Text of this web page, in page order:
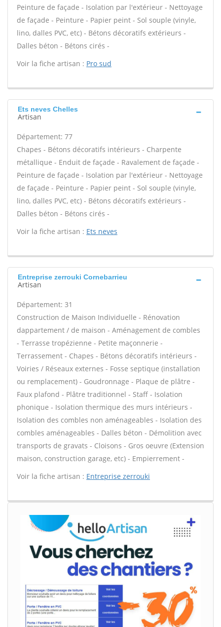
Peinture de façade - Isolation par l'extérieur - Nettoyage
de façade - Peinture - Papier peint - Sol souple (vinyle,
lino, dalles PVC, etc) - Bétons décoratifs extérieurs -
Dalles béton - Bétons cirés -
Voir la fiche artisan : Pro sud
Ets neves Chelles
Artisan
Département: 77
Chapes - Bétons décoratifs intérieurs - Charpente
métallique - Enduit de façade - Ravalement de façade -
Peinture de façade - Isolation par l'extérieur - Nettoyage
de façade - Peinture - Papier peint - Sol souple (vinyle,
lino, dalles PVC, etc) - Bétons décoratifs extérieurs -
Dalles béton - Bétons cirés -
Voir la fiche artisan : Ets neves
Entreprise zerrouki Cornebarrieu
Artisan
Département: 31
Construction de Maison Individuelle - Rénovation
dappartement / de maison - Aménagement de combles
- Terrasse tropézienne - Petite maçonnerie -
Terrassement - Chapes - Bétons décoratifs intérieurs -
Voiries / Réseaux externes - Fosse septique (installation
ou remplacement) - Goudronnage - Plaque de plâtre -
Faux plafond - Plâtre traditionnel - Staff - Isolation
phonique - Isolation thermique des murs intérieurs -
Isolation des combles non aménageables - Isolation des
combles aménageables - Dalles béton - Démolition avec
transports de gravats - Cloisons - Gros oeuvre (Extension
maison, construction garage, etc) - Empierrement -
Voir la fiche artisan : Entreprise zerrouki